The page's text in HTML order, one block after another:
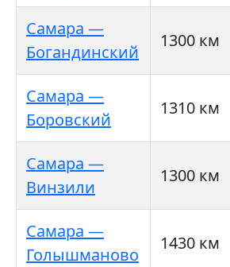
Самара —
Богандинский
1300 км
Самара —
Боровский
1310 км
Самара —
Винзили
1300 км
Самара —
Голышманово
1430 км